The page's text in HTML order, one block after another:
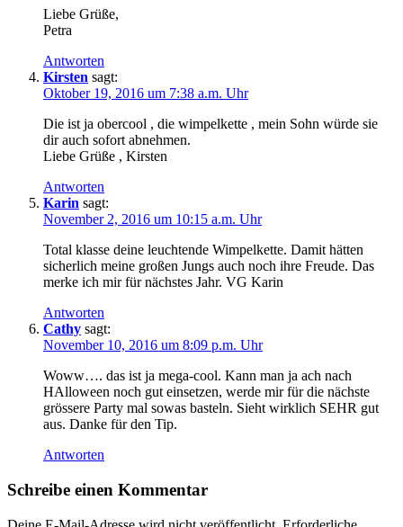
Liebe Grüße,
Petra
Antworten
Kirsten sagt:
Oktober 19, 2016 um 7:38 a.m. Uhr
Die ist ja obercool , die wimpelkette , mein Sohn würde sie
dir auch sofort abnehmen.
Liebe Grüße , Kirsten
Antworten
Karin sagt:
November 2, 2016 um 10:15 a.m. Uhr
Total klasse deine leuchtende Wimpelkette. Damit hätten
sicherlich meine großen Jungs auch noch ihre Freude. Das
merke ich mir für nächstes Jahr. VG Karin
Antworten
Cathy sagt:
November 10, 2016 um 8:09 p.m. Uhr
Woww…. das ist ja mega-cool. Kann man ja ach nach
HAlloween noch gut einsetzen, werde mir für die nächste
grössere Party mal sowas basteln. Sieht wirklich SEHR gut
aus. Danke für den Tip.
Antworten
Schreibe einen Kommentar